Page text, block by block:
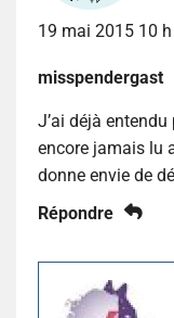
19 mai 2015 10
misspendergast
J’ai déjà entendu
encore jamais lu
donne envie de
Répondre